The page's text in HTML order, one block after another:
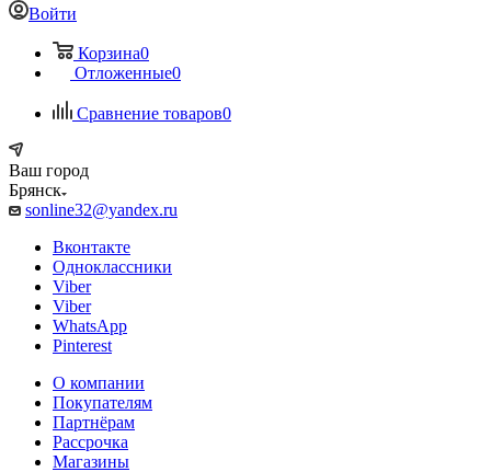
Войти
Корзина0
Отложенные0
Сравнение товаров0
Ваш город
Брянск
sonline32@yandex.ru
Вконтакте
Одноклассники
Viber
Viber
WhatsApp
Pinterest
О компании
Покупателям
Партнёрам
Рассрочка
Магазины